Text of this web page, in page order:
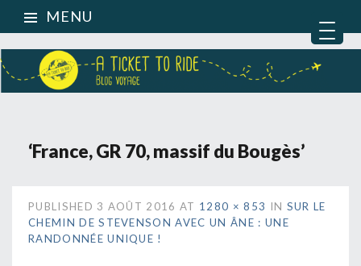
MENU
‘France, GR 70, massif du Bougès’
PUBLISHED 3 AOÛT 2016 AT 1280 × 853 IN SUR LE
CHEMIN DE STEVENSON AVEC UN ÂNE : UNE
RANDONNÉE UNIQUE !